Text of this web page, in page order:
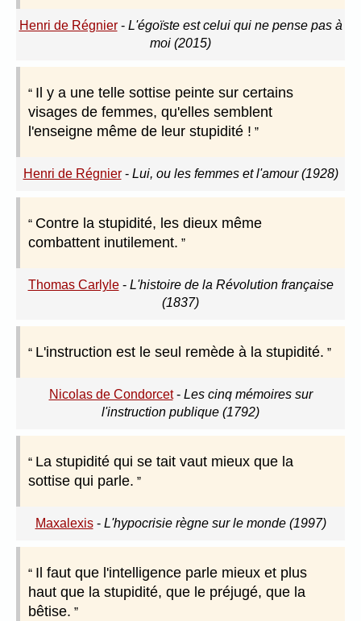
Henri de Régnier- L'égoïste est celui qui ne pense pas à
moi (2015)
Il y a une telle sottise peinte sur certains
visages de femmes, qu'elles semblent
l'enseigne même de leur stupidité !
Henri de Régnier- Lui, ou les femmes et l'amour (1928)
Contre la stupidité, les dieux même
combattent inutilement.
Thomas Carlyle- L'histoire de la Révolution française
(1837)
L'instruction est le seul remède à la stupidité.
Nicolas de Condorcet- Les cinq mémoires sur
l'instruction publique (1792)
La stupidité qui se tait vaut mieux que la
sottise qui parle.
Maxalexis- L'hypocrisie règne sur le monde (1997)
Il faut que l'intelligence parle mieux et plus
haut que la stupidité, que le préjugé, que la
bêtise.